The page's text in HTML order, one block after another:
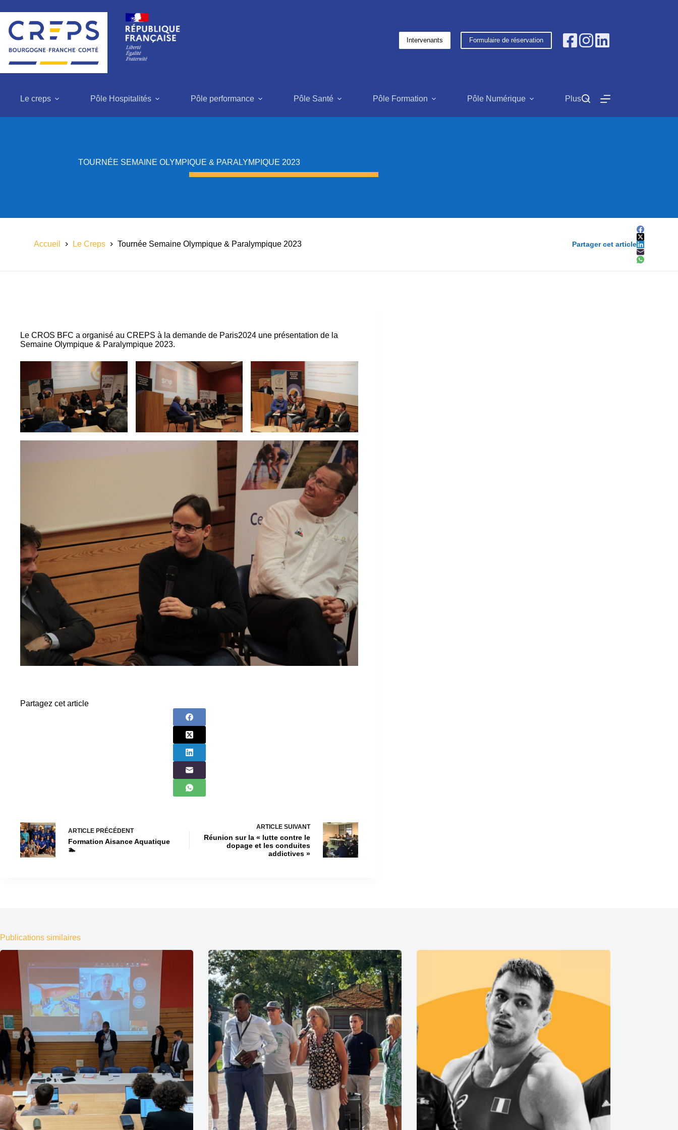
au
contenu
Intervenants Formulaire de réservation
Le creps Pôle Hospitalités Pôle performance Pôle Santé Pôle Formation Pôle Numérique Plus
TOURNÉE SEMAINE OLYMPIQUE & PARALYMPIQUE 2023
Accueil Le Creps Tournée Semaine Olympique & Paralympique 2023 Partager cet article
Le CROS BFC a organisé au CREPS à la demande de Paris2024 une présentation de la
Semaine Olympique & Paralympique 2023.
Partagez cet article
ARTICLE PRÉCÉDENT
Formation Aisance Aquatique
🏊
ARTICLE SUIVANT
Réunion sur la « lutte contre le
dopage et les conduites
addictives »
Publications similaires